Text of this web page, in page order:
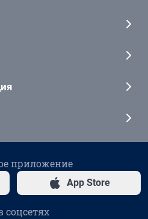
приложение
App Store